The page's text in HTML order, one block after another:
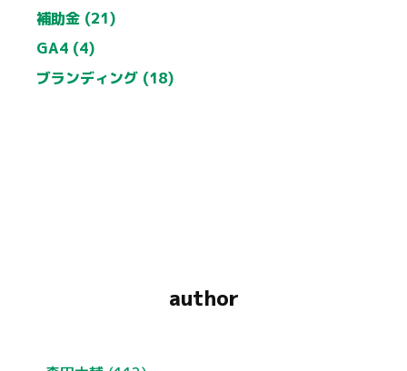
補助金 (21)
GA4 (4)
ブランディング (18)
author